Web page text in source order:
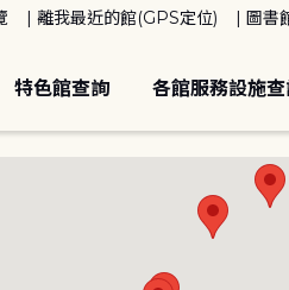
離我最近的館(GPS定位) 圖書
特色館查詢 各館服務設施